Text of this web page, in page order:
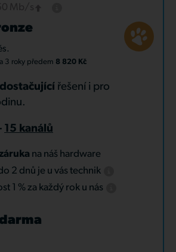
3 roky předem 8 820 Kč
řešení i pro
15 kanálů
na náš hardware
2 dnů je u vás technik
1 % za každý rok u nás